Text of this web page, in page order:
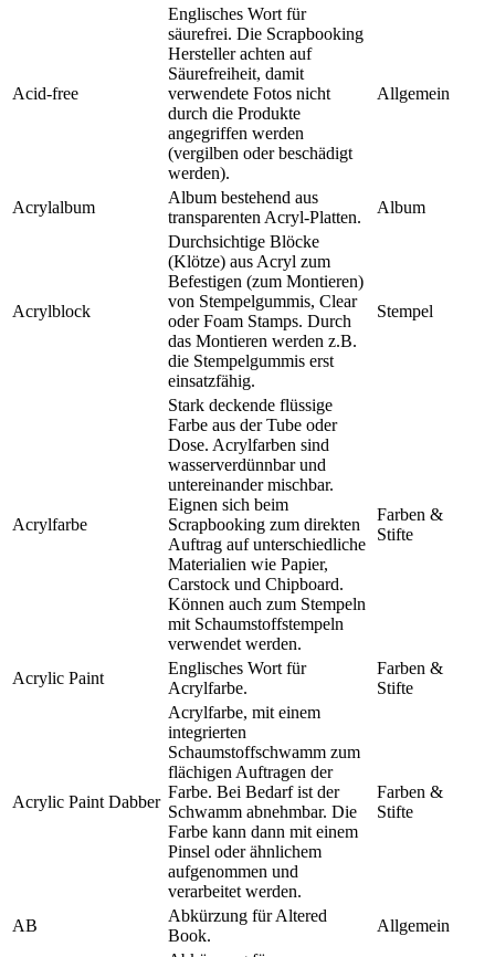
Acid-free
Englisches Wort für
säurefrei. Die Scrapbooking
Hersteller achten auf
Säurefreiheit, damit
verwendete Fotos nicht
durch die Produkte
angegriffen werden
(vergilben oder beschädigt
werden).
Allgemein
Acrylalbum
Album bestehend aus
transparenten Acryl-Platten.
Album
Acrylblock
Durchsichtige Blöcke
(Klötze) aus Acryl zum
Befestigen (zum Montieren)
von Stempelgummis, Clear
oder Foam Stamps. Durch
das Montieren werden z.B.
die Stempelgummis erst
einsatzfähig.
Stempel
Acrylfarbe
Stark deckende flüssige
Farbe aus der Tube oder
Dose. Acrylfarben sind
wasserverdünnbar und
untereinander mischbar.
Eignen sich beim
Scrapbooking zum direkten
Auftrag auf unterschiedliche
Materialien wie Papier,
Carstock und Chipboard.
Können auch zum Stempeln
mit Schaumstoffstempeln
verwendet werden.
Farben &
Stifte
Acrylic Paint
Englisches Wort für
Acrylfarbe.
Farben &
Stifte
Acrylic Paint Dabber
Acrylfarbe, mit einem
integrierten
Schaumstoffschwamm zum
flächigen Auftragen der
Farbe. Bei Bedarf ist der
Schwamm abnehmbar. Die
Farbe kann dann mit einem
Pinsel oder ähnlichem
aufgenommen und
verarbeitet werden.
Farben &
Stifte
AB
Abkürzung für Altered
Book.
Allgemein